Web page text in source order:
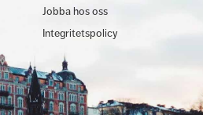
Jobba hos oss
Integritetspolicy